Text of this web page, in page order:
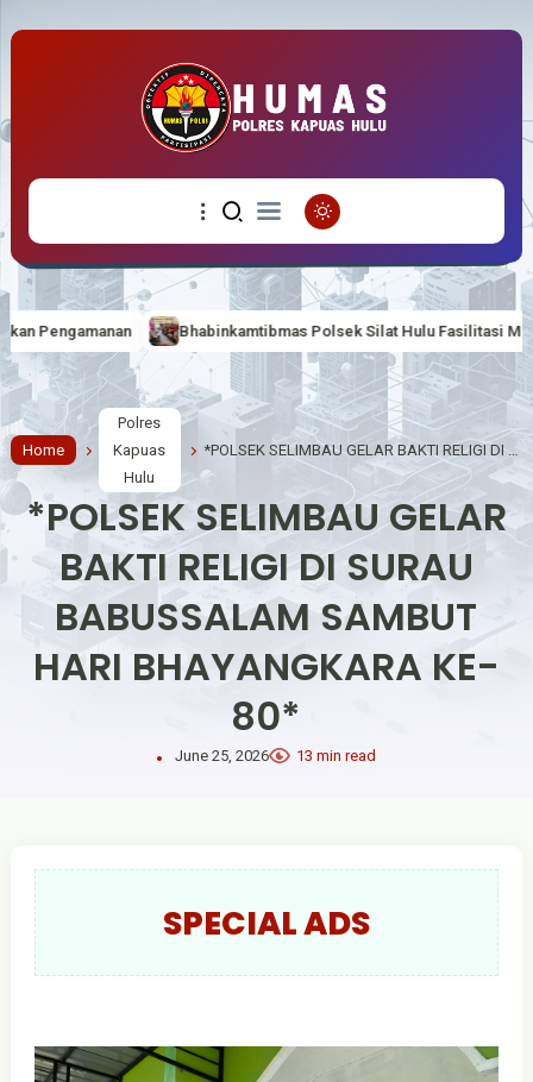
Bhabinkamtibmas Polsek Silat Hulu Fasilitasi Mediasi Perkelahian
Home
Polres
Kapuas
Hulu
*POLSEK SELIMBAU GELAR BAKTI RELIGI DI SURAU BABUSSALAM SAMBUT HARI BHAYANGKARA KE-80*
*POLSEK SELIMBAU GELAR
BAKTI RELIGI DI SURAU
BABUSSALAM SAMBUT
HARI BHAYANGKARA KE-
80*
June 25, 2026 13 min read
SPECIAL ADS